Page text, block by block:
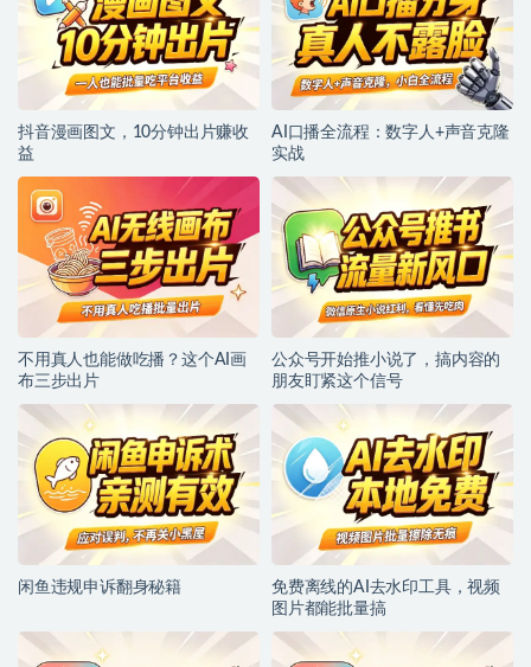
抖音漫画图文，10分钟出片赚收
益
AI口播全流程：数字人+声音克隆
实战
不用真人也能做吃播？这个AI画
布三步出片
公众号开始推小说了，搞内容的
朋友盯紧这个信号
闲鱼违规申诉翻身秘籍
免费离线的AI去水印工具，视频
图片都能批量搞